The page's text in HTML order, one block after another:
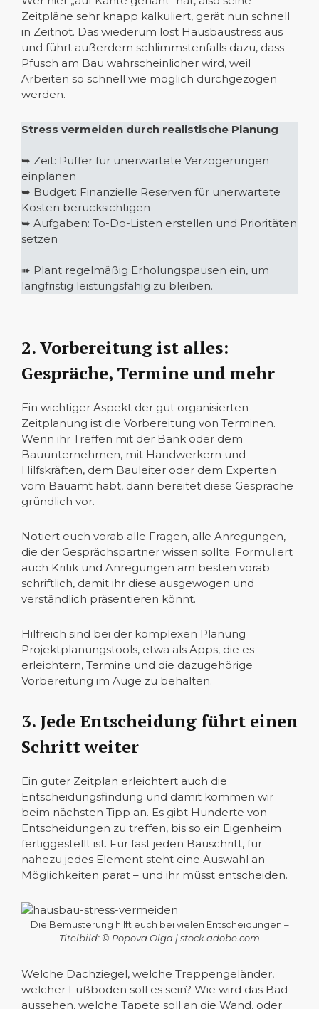
Zeitpläne sehr knapp kalkuliert, gerät nun schnell
in Zeitnot. Das wiederum löst Hausbaustress aus
und führt außerdem schlimmstenfalls dazu, dass
Pfusch am Bau wahrscheinlicher wird, weil
Arbeiten so schnell wie möglich durchgezogen
werden.
Stress vermeiden durch realistische Planung
➥ Zeit: Puffer für unerwartete Verzögerungen
einplanen
➥ Budget: Finanzielle Reserven für unerwartete
Kosten berücksichtigen
➥ Aufgaben: To-Do-Listen erstellen und Prioritäten
setzen
➠ Plant regelmäßig Erholungspausen ein, um
langfristig leistungsfähig zu bleiben.
2. Vorbereitung ist alles:
Gespräche, Termine und mehr
Ein wichtiger Aspekt der gut organisierten
Zeitplanung ist die Vorbereitung von Terminen.
Wenn ihr Treffen mit der Bank oder dem
Bauunternehmen, mit Handwerkern und
Hilfskräften, dem Bauleiter oder dem Experten
vom Bauamt habt, dann bereitet diese Gespräche
gründlich vor.
Notiert euch vorab alle Fragen, alle Anregungen,
die der Gesprächspartner wissen sollte. Formuliert
auch Kritik und Anregungen am besten vorab
schriftlich, damit ihr diese ausgewogen und
verständlich präsentieren könnt.
Hilfreich sind bei der komplexen Planung
Projektplanungstools, etwa als Apps, die es
erleichtern, Termine und die dazugehörige
Vorbereitung im Auge zu behalten.
3. Jede Entscheidung führt einen
Schritt weiter
Ein guter Zeitplan erleichtert auch die
Entscheidungsfindung und damit kommen wir
beim nächsten Tipp an. Es gibt Hunderte von
Entscheidungen zu treffen, bis so ein Eigenheim
fertiggestellt ist. Für fast jeden Bauschritt, für
nahezu jedes Element steht eine Auswahl an
Möglichkeiten parat – und ihr müsst entscheiden.
Die Bemusterung hilft euch bei vielen Entscheidungen –
Titelbild: © Popova Olga | stock.adobe.com
Welche Dachziegel, welche Treppengeländer,
welcher Fußboden soll es sein? Wie wird das Bad
aussehen, welche Tapete soll an die Wand, oder